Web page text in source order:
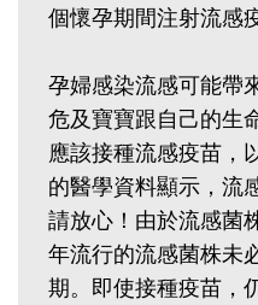
個懷孕期間注射流感
孕婦感染流感可能帶
危及寶寶跟自己的生
應該接種流感疫苗，
的醫學資料顯示，流
請放心！由於流感菌
年流行的流感菌株未
期。即使接種疫苗，